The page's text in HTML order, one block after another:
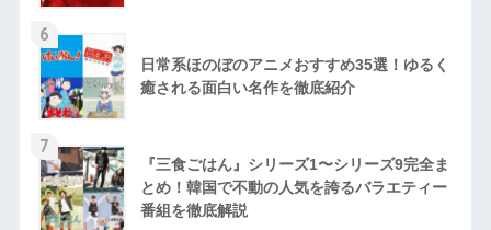
6
日常系ほのぼのアニメおすすめ35選！ゆるく
癒される面白い名作を徹底紹介
7
『三食ごはん』シリーズ1〜シリーズ9完全ま
とめ！韓国で不動の人気を誇るバラエティー
番組を徹底解説